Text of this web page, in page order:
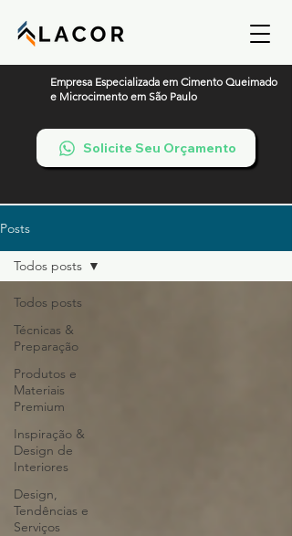
Empresa Especializada em Cimento Queimado
e Microcimento em São Paulo
Solicite Seu Orçamento
Posts
Todos posts
Técnicas &
Preparação
Produtos e
Materiais
Premium
Inspiração &
Design de
Interiores
Design,
Tendências e
Serviços
Todos posts